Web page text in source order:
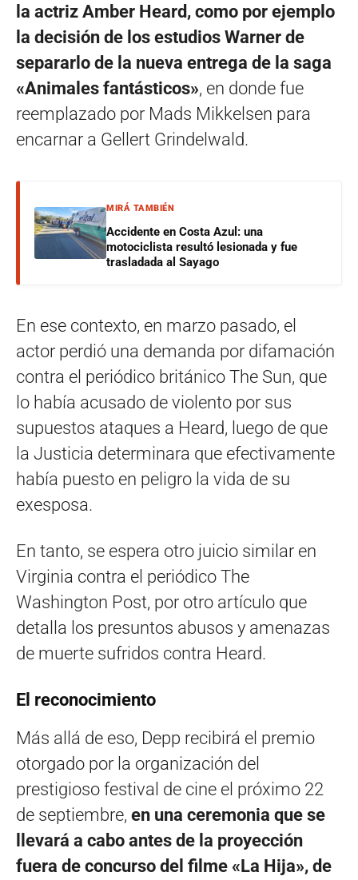
la actriz Amber Heard, como por ejemplo
la decisión de los estudios Warner de
separarlo de la nueva entrega de la saga
«Animales fantásticos», en donde fue
reemplazado por Mads Mikkelsen para
encarnar a Gellert Grindelwald.
MIRÁ TAMBIÉN
Accidente en Costa Azul: una
motociclista resultó lesionada y fue
trasladada al Sayago
En ese contexto, en marzo pasado, el
actor perdió una demanda por difamación
contra el periódico británico The Sun, que
lo había acusado de violento por sus
supuestos ataques a Heard, luego de que
la Justicia determinara que efectivamente
había puesto en peligro la vida de su
exesposa.
En tanto, se espera otro juicio similar en
Virginia contra el periódico The
Washington Post, por otro artículo que
detalla los presuntos abusos y amenazas
de muerte sufridos contra Heard.
El reconocimiento
Más allá de eso, Depp recibirá el premio
otorgado por la organización del
prestigioso festival de cine el próximo 22
de septiembre, en una ceremonia que se
llevará a cabo antes de la proyección
fuera de concurso del filme «La Hija», de